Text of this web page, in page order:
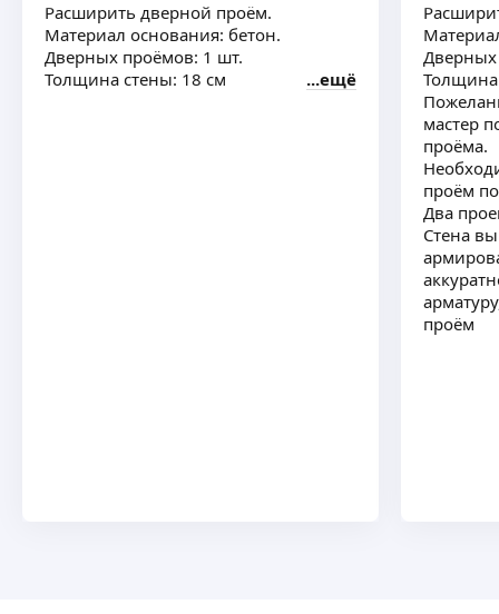
Расширить дверной проём.
Материал основания: бетон.
Дверных проёмов: 1 шт.
Толщина стены: 18 см
ещё
Толщина
мастер
проёма.
проём
Два
Стена
проём